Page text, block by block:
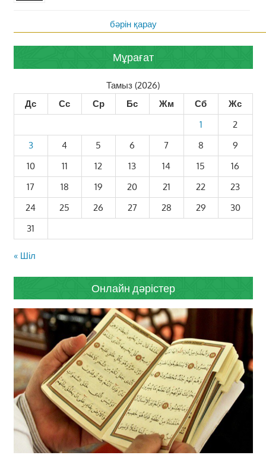
бәрін қарау
Мұрағат
Тамыз (2026)
Дс
Сс Ср Бс Жм Сб
Жс
1
2
3
4 5 6 7 8
9
10
11 12 13 14 15
16
17
18 19 20 21 22
23
24
25 26 27 28 29
30
31
« Шіл
Онлайн дәрістер